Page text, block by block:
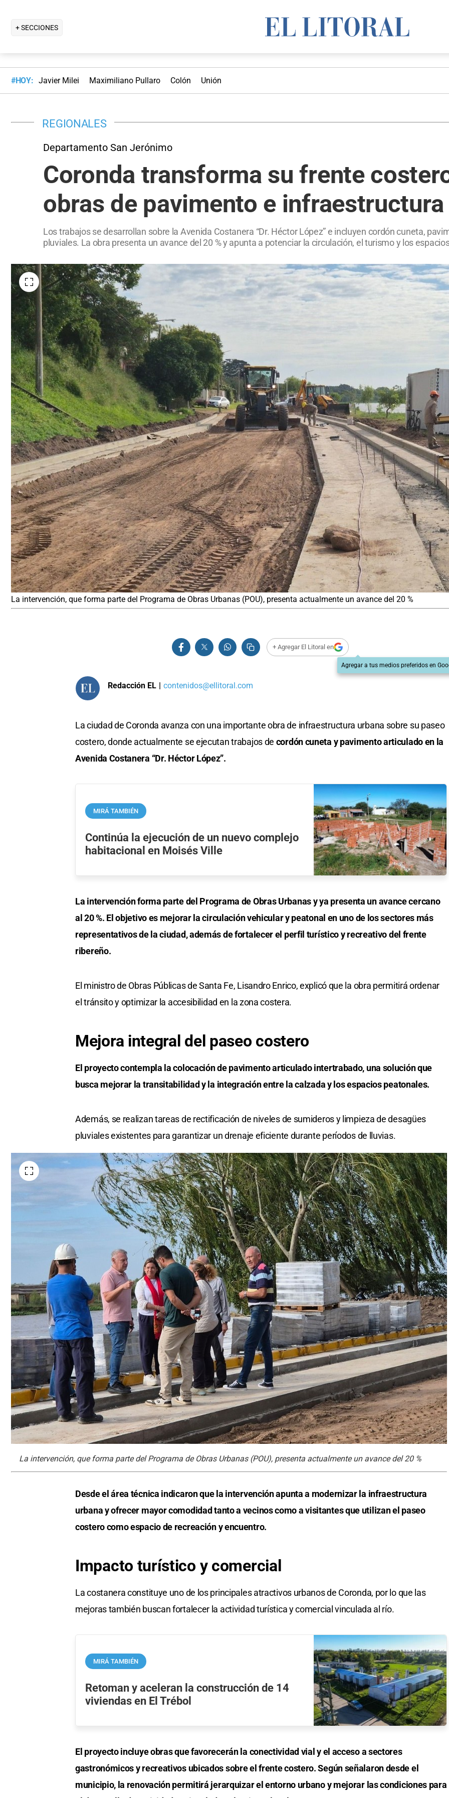
+ SECCIONES
#HOY: Javier Milei Maximiliano Pullaro Colón Unión
REGIONALES
Departamento San Jerónimo
Coronda transforma su frente
obras de pavimento e infraestructura
Los trabajos se desarrollan sobre la Avenida Costanera “Dr. Héctor López” e incluyen cordón cuneta,
pluviales. La obra presenta un avance del 20 % y apunta a potenciar la circulación, el turismo y los
La intervención, que forma parte del Programa de Obras Urbanas (POU), presenta actualmente un avance del 20 %
+ Agregar El Litoral en
Agregar a tus medios preferidos en
Redacción EL | contenidos@ellitoral.com
La ciudad de Coronda avanza con una importante obra de infraestructura urbana sobre su paseo
costero, donde actualmente se ejecutan trabajos de cordón cuneta y pavimento articulado en la
Avenida Costanera “Dr. Héctor López”.
MIRÁ TAMBIÉN
Continúa la ejecución de un nuevo complejo
habitacional en Moisés Ville
La intervención forma parte del Programa de Obras Urbanas y ya presenta un avance cercano
al 20 %. El objetivo es mejorar la circulación vehicular y peatonal en uno de los sectores más
representativos de la ciudad, además de fortalecer el perfil turístico y recreativo del frente
ribereño.
El ministro de Obras Públicas de Santa Fe, Lisandro Enrico, explicó que la obra permitirá ordenar
el tránsito y optimizar la accesibilidad en la zona costera.
Mejora integral del paseo costero
El proyecto contempla la colocación de pavimento articulado intertrabado, una solución que
busca mejorar la transitabilidad y la integración entre la calzada y los espacios peatonales.
Además, se realizan tareas de rectificación de niveles de sumideros y limpieza de desagües
pluviales existentes para garantizar un drenaje eficiente durante períodos de lluvias.
La intervención, que forma parte del Programa de Obras Urbanas (POU), presenta actualmente un avance del 20 %
Desde el área técnica indicaron que la intervención apunta a modernizar la infraestructura
urbana y ofrecer mayor comodidad tanto a vecinos como a visitantes que utilizan el paseo
costero como espacio de recreación y encuentro.
Impacto turístico y comercial
La costanera constituye uno de los principales atractivos urbanos de Coronda, por lo que las
mejoras también buscan fortalecer la actividad turística y comercial vinculada al río.
MIRÁ TAMBIÉN
Retoman y aceleran la construcción de 14
viviendas en El Trébol
El proyecto incluye obras que favorecerán la conectividad vial y el acceso a sectores
gastronómicos y recreativos ubicados sobre el frente costero. Según señalaron desde el
municipio, la renovación permitirá jerarquizar el entorno urbano y mejorar las condiciones para